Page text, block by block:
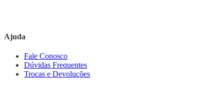
Ajuda
Fale Conosco
Dúvidas Frequentes
Trocas e Devoluções